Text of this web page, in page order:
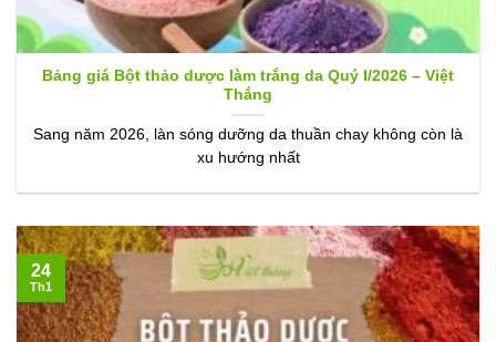
Bảng giá Bột thảo dược làm trắng da Quý I/2026 – Việt
Thắng
Sang năm 2026, làn sóng dưỡng da thuần chay không còn là
xu hướng nhất
24
Th1